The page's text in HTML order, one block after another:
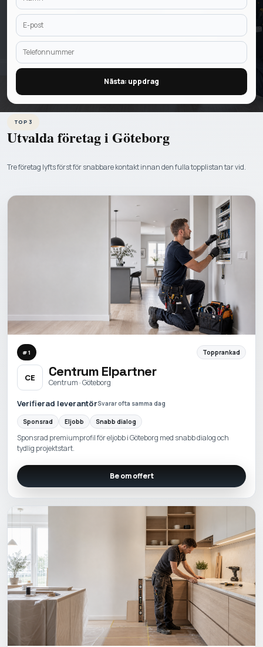
Nästa: uppdrag
TOP 3
Utvalda företag i Göteborg
Tre företag lyfts först för snabbare kontakt innan den fulla topplistan tar vid.
#1 Topprankad
CE Centrum Elpartner
Centrum · Göteborg
Verifierad leverantörSvarar ofta samma dag
Sponsrad Eljobb Snabb dialog
Sponsrad premiumprofil för eljobb i Göteborg med snabb dialog och
tydlig projektstart.
Be om offert